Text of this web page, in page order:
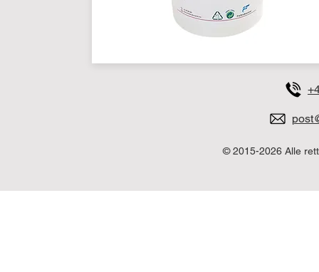
© 2015-2026 Alle